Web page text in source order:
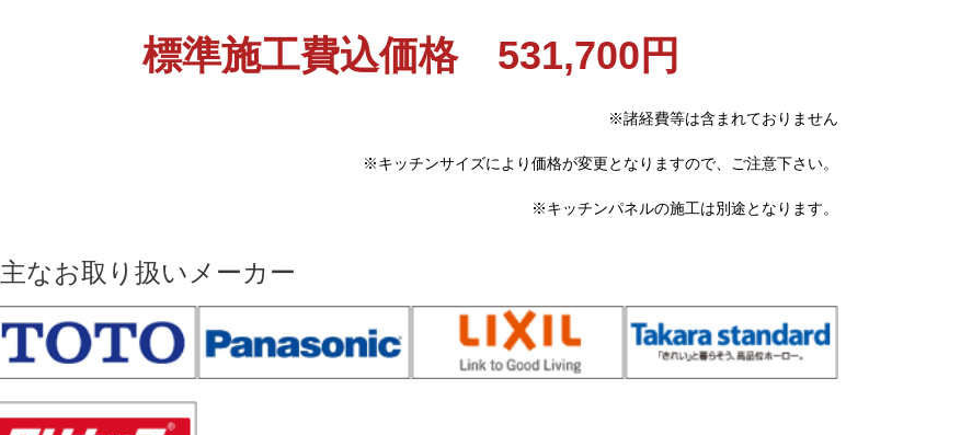
標準施工費込価格 531,700円
※諸経費等は含まれておりません
※キッチンサイズにより価格が変更となりますので、ご注意下さい。
※キッチンパネルの施工は別途となります。
主なお取り扱いメーカー